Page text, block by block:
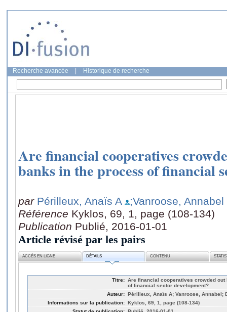
Recherche avancée Historique de recherche
Are financial cooperatives
banks in the process of financial
par Périlleux, Anaïs A
;Vanroose, Annabel
Référence Kyklos, 69, 1, page (108-134)
Publication Publié, 2016-01-01
Article révisé par les pairs
ACCÈS EN LIGNE DÉTAILS CONTENU
Titre: Are financial cooperatives crowded
of financial sector development?
Auteur: Périlleux, Anaïs A; Vanroose, Annabel;
Informations sur la publication: Kyklos, 69, 1, page (108-134)